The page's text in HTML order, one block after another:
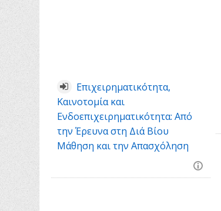
Επιχειρηματικότητα,
Καινοτομία και
Ενδοεπιχειρηματικότητα: Από
την Έρευνα στη Διά Βίου
Μάθηση και την Απασχόληση